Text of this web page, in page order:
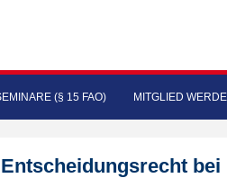
(§ 15 FAO) MITGLIED